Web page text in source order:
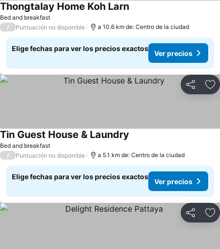
Bed and breakfast
Thongtalay Home Koh Larn
/ Puntuación no disponible a 10.6 km de: Centro de la ciudad
Elige fechas para ver los precios exactos
Ver precios
Compartir
Bed and breakfast
Tin Guest House & Laundry
/ Puntuación no disponible a 5.1 km de: Centro de la ciudad
Elige fechas para ver los precios exactos
Ver precios
Compartir